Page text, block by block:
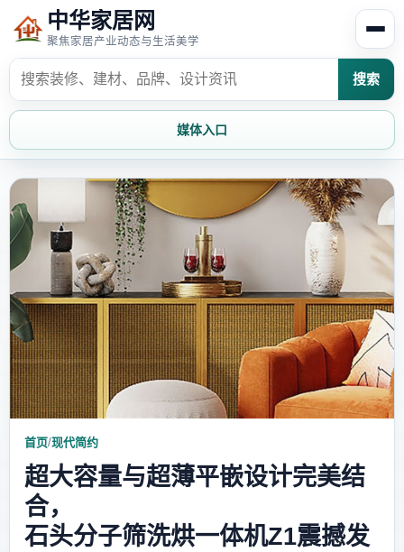
中华家居网
聚焦家居产业动态与生活美学
搜索
媒体入口
家居资讯
家居风水
时尚饰家 装修设计
家具知识 家居文化
家装攻略 创意家居
首页/现代简约
超大容量与超薄平嵌设计完美结
合，
石头分子筛洗烘一体机Z1震撼发